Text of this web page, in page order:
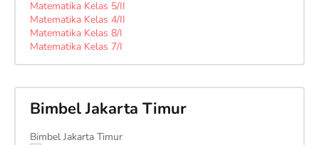
Matematika Kelas 5/II
Matematika Kelas 4/II
Matematika Kelas 8/I
Matematika Kelas 7/I
Bimbel Jakarta Timur
Bimbel Jakarta Timur